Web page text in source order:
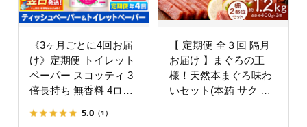
《3ヶ月ごとに4回お届
け》定期便 トイレット
ペーパー スコッティ 3
倍長持ち 無香料 4ロー
ッシュペーパー スコッ
5.0 （1）
【 定期便 全３回 隔月
お届け 】まぐろの王
様！天然本まぐろ味わ
いセット(本鮪 サク 柵